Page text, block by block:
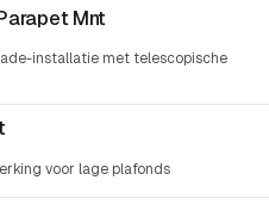
Mnt
installatie met telescopische
voor lage plafonds